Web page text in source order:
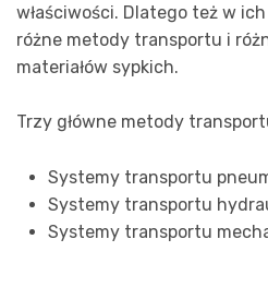
właściwości. Dlatego też w
różne metody transportu i
materiałów sypkich.
Trzy główne metody
Systemy transportu
Systemy transportu
Systemy transportu